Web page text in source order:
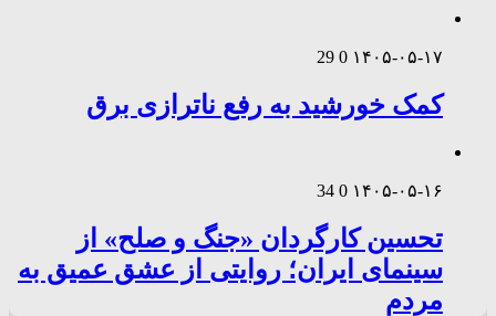
۱۴۰۵-۰۵-۱۷ 0
29
کمک خورشید به رفع ناترازی برق
۱۴۰۵-۰۵-۱۶ 0
34
تحسین کارگردان «جنگ و صلح» از
سینمای ایران؛ روایتی از عشق عمیق به
مردم